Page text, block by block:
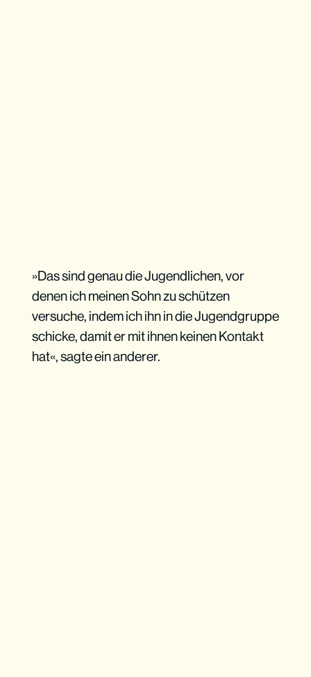
»Das sind genau die Jugendlichen, vor
denen ich meinen Sohn zu schützen
versuche, indem ich ihn in die Jugendgruppe
schicke, damit er mit ihnen keinen Kontakt
hat«, sagte ein anderer.